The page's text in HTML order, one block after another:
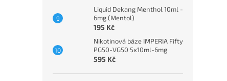
Liquid Dekang Menthol 10ml -
6mg (Mentol)
195 Kč
Nikotinová báze IMPERIA Fifty
PG50-VG50 5x10ml-6mg
595 Kč